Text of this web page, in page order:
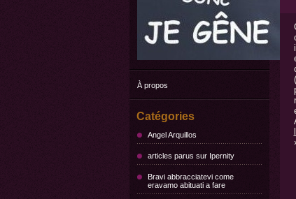
À propos
Catégories
Angel Arquillos
articles parus sur Ipernity
Bravi abbracciatevi come
eravamo abituati a fare